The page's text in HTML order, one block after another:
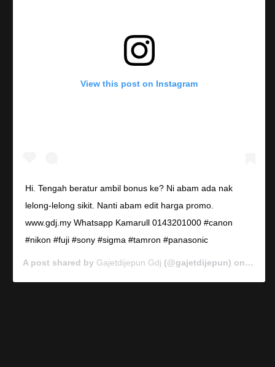
View this post on Instagram
Hi. Tengah beratur ambil bonus ke? Ni abam ada nak
lelong-lelong sikit. Nanti abam edit harga promo.
www.gdj.my Whatsapp Kamarull 0143201000 #canon
#nikon #fuji #sony #sigma #tamron #panasonic
A post shared by Gajetdijepun Gdj (@gajetdijepun) on Jan 7,